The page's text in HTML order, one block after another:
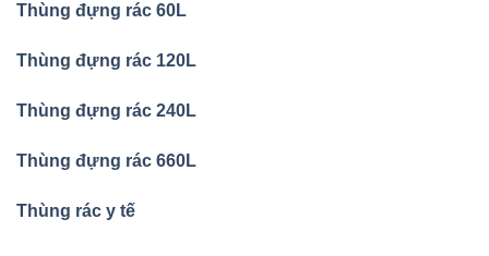
Thùng đựng rác 60L
Thùng đựng rác 120L
Thùng đựng rác 240L
Thùng đựng rác 660L
Thùng rác y tế